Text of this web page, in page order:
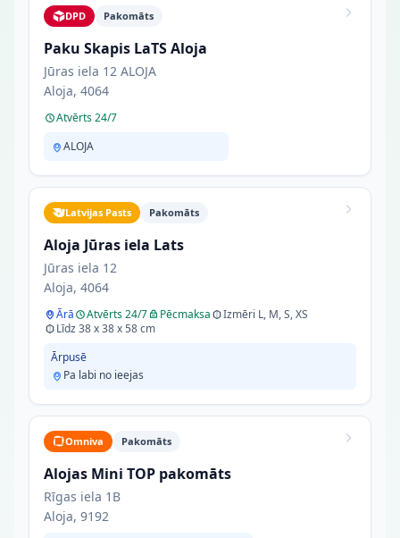
DPD Pakomāts
Paku Skapis LaTS Aloja
Jūras iela 12 ALOJA
Aloja, 4064
Atvērts 24/7
ALOJA
Latvijas Pasts Pakomāts
Aloja Jūras iela Lats
Jūras iela 12
Aloja, 4064
Ārā Atvērts 24/7 Pēcmaksa
Izmēri L, M, S, XS
Līdz 38 x 38 x 58 cm
Ārpusē
Pa labi no ieejas
Omniva Pakomāts
Alojas Mini TOP pakomāts
Rīgas iela 1B
Aloja, 9192